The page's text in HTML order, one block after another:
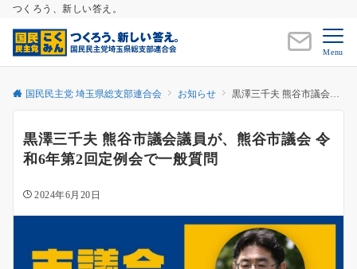
つくろう、新しい答え。
Menu
国民民主党 埼玉県総支部連合会 お知らせ 黒澤三千夫 熊谷市議会議員が、熊谷市議会 令和6年第2回定例会で一般質問
黒澤三千夫 熊谷市議会議員が、熊谷市議会 令
和6年第2回定例会で一般質問
2024年6月20日